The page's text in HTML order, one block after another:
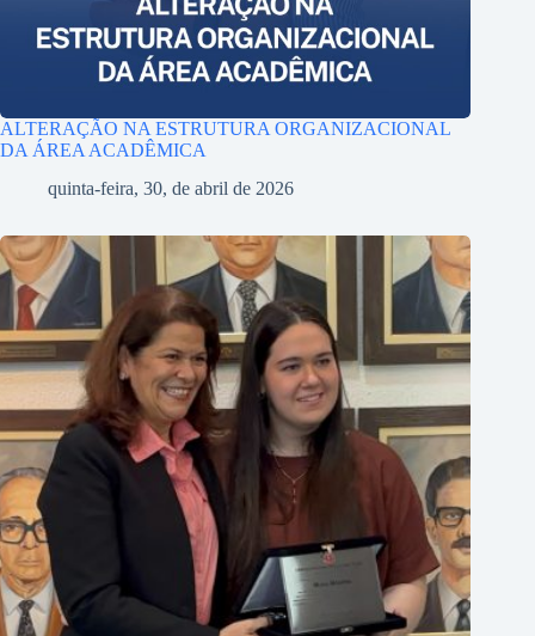
ALTERAÇÃO NA ESTRUTURA ORGANIZACIONAL
DA ÁREA ACADÊMICA
quinta-feira, 30, de abril de 2026